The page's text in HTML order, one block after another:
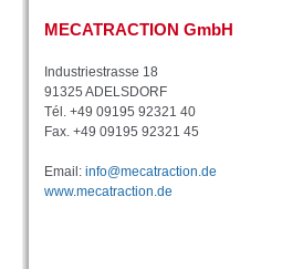
o
n
MECATRACTION GmbH
Industriestrasse 18
91325 ADELSDORF
Tél. +49 09195 92321 40
Fax. +49 09195 92321 45
Email: info@mecatraction.de
www.mecatraction.de